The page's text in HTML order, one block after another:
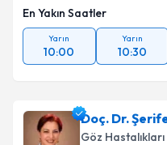
En Yakın Saatler
Yarın
10:00
Yarın
10:30
Doç. Dr.
Göz Hastalıkları